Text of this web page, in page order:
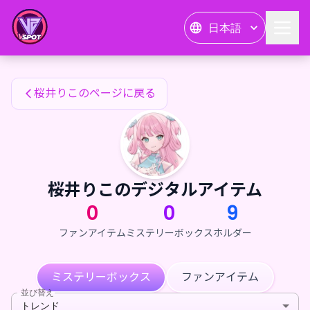
日本語
桜井りこのファンアイテム
桜井りこのページに戻る
桜井りこのデジタルアイテム
0
ファンアイテム
0
ミステリーボックス
9
ホルダー
ミステリーボックス ファンアイテム
並び替え
トレンド
桜井りこのファンアイテム — 24karat